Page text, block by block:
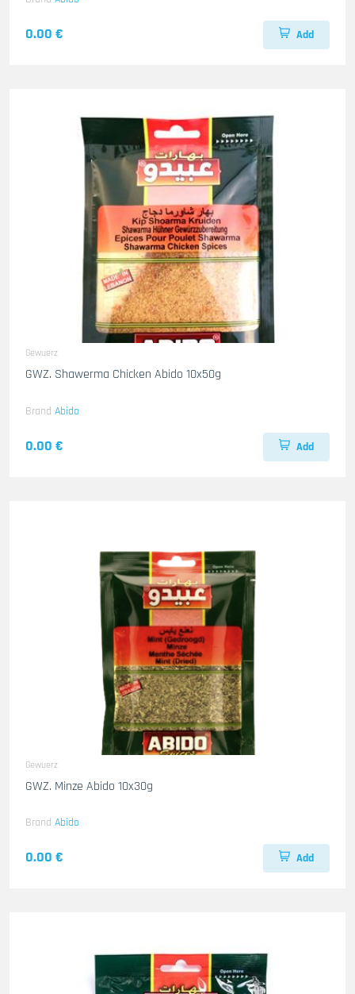
0.00 € Add
Gewuerz
GWZ. Shawerma Chicken Abido 10x50g
Brand Abido
0.00 € Add
Gewuerz
GWZ. Minze Abido 10x30g
Brand Abido
0.00 € Add